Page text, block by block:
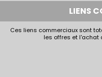
LIENS
Ces liens commerciaux sont
les offres et l'achat